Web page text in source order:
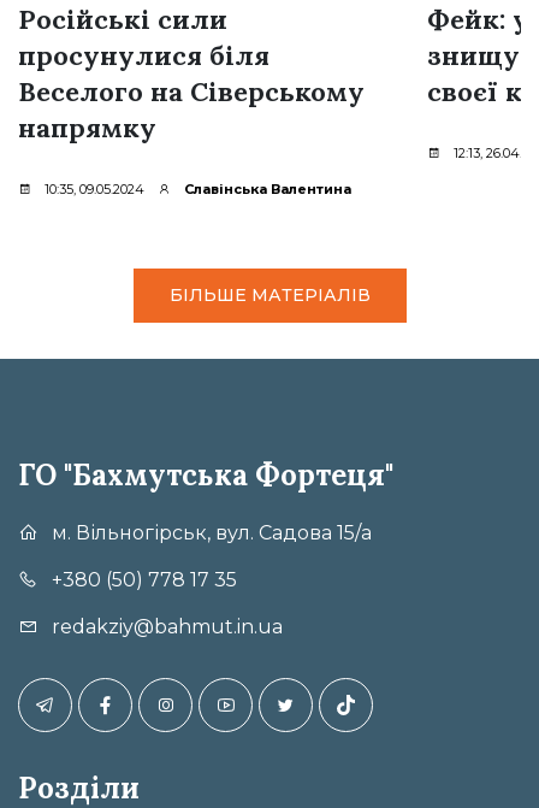
Російські сили
просунулися біля
Веселого на Сіверському
напрямку
10:35, 09.05.2024 Славінська Валентина
Фейк:
своєї
12:13,
БІЛЬШЕ МАТЕРІАЛІВ
ГО "Бахмутська Фортеця"
м. Вільногірськ, вул. Садова 15/а
+380 (50) 778 17 35
redakziy@bahmut.in.ua
Розділи